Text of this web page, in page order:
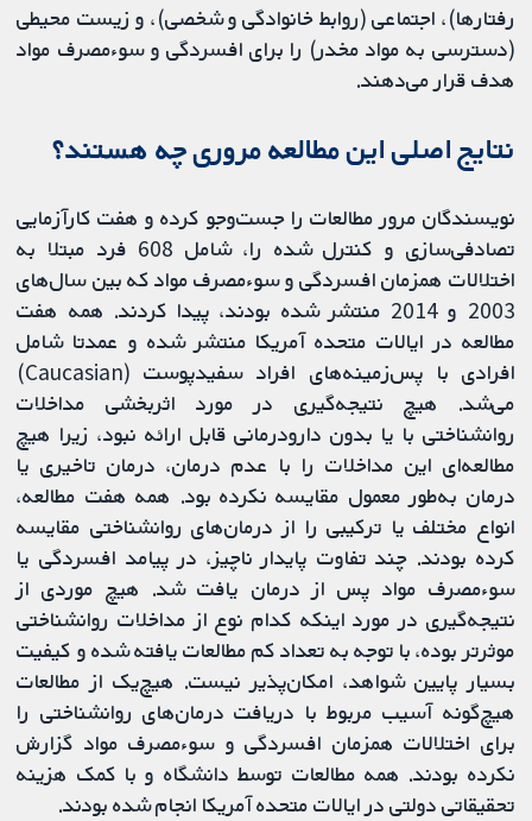
رفتار‌ها)، اجتماعی (روابط خانوادگی و شخصی)، و زیست محیطی
(دسترسی به مواد مخدر) را برای افسردگی و سوءمصرف مواد
هدف قرار می‌دهند.
نتایج اصلی این مطالعه مروری چه هستند؟
نویسندگان مرور مطالعات را جست‌وجو کرده و هفت کارآزمایی‌
تصادفی‌سازی و کنترل شده را، شامل 608 فرد مبتلا به
اختلالات همزمان افسردگی و سوءمصرف مواد که بین سال‌های
2003 و 2014 منتشر شده بودند، پیدا کردند. همه هفت
مطالعه در ایالات متحده آمریکا منتشر شده و عمدتا شامل
افرادی با پس‌زمینه‌های افراد سفیدپوست (Caucasian)
می‌شد. هیچ نتیجه‌گیری در مورد اثر‌بخشی مداخلات
روانشناختی با یا بدون دارودرمانی قابل ارائه نبود، زیرا هیچ
مطالعه‌ای این مداخلات را با عدم درمان، درمان تاخیری یا
درمان به‌طور معمول مقایسه نکرده بود. همه هفت مطالعه،
انواع مختلف یا ترکیبی را از درمان‌های روانشناختی مقایسه
کرده بودند. چند تفاوت پایدار ناچیز، در پیامد افسردگی یا
سوءمصرف مواد‌ پس از درمان یافت شد. هیچ موردی از
نتیجه‌گیری در مورد اینکه کدام نوع از مداخلات روانشناختی
موثر‌تر بوده، با توجه به تعداد کم مطالعات یافته شده و کیفیت
بسیار پایین شواهد، امکان‌پذیر نیست. هیچ‌یک از مطالعات
هیچ‌گونه آسیب مربوط با دریافت درمان‌های روانشناختی را
برای اختلالات همزمان افسردگی و سوءمصرف مواد گزارش
نکرده بودند. همه مطالعات توسط دانشگاه و با کمک هزینه
تحقیقاتی دولتی در ایالات متحده آمریکا انجام شده بودند.